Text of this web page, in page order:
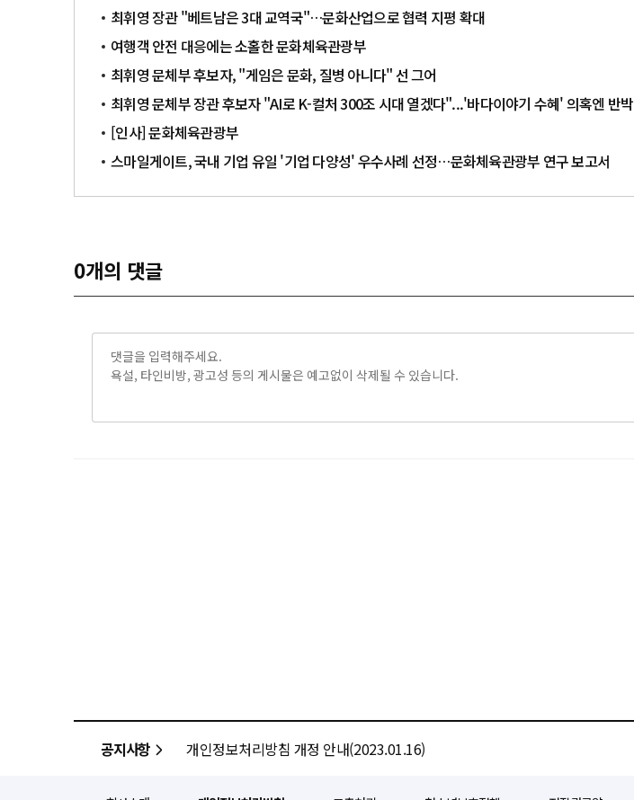
최휘영 장관 "베트남은 3대 교역국"…문화산업으로 협력 지평 확대
여행객 안전 대응에는 소홀한 문화체육관광부
최휘영 문체부 후보자, "게임은 문화, 질병 아니다" 선 그어
최휘영 문체부 장관 후보자 "AI로 K-컬처 300조 시대 열겠다"...'바다이야기 수혜' 의혹엔 반박
[인사] 문화체육관광부
스마일게이트, 국내 기업 유일 '기업 다양성' 우수사례 선정…문화체육관광부 연구 보고서
0개의 댓글
공지사항 개인정보처리방침 개정 안내(2023.01.16)